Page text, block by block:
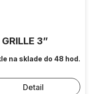
3”
na sklade do 48 hod.
Detail